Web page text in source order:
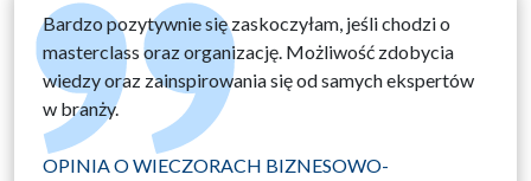
Bardzo pozytywnie się zaskoczyłam, jeśli chodzi o
masterclass oraz organizację. Możliwość zdobycia
wiedzy oraz zainspirowania się od samych ekspertów
w branży.
OPINIA O WIECZORACH BIZNESOWO-